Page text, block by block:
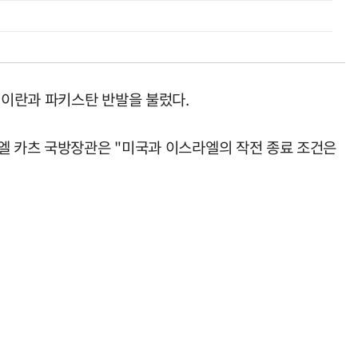
란과 파키스탄 반발을 불렀다.
카츠 국방장관은 "미국과 이스라엘의 작전 종료 조건은